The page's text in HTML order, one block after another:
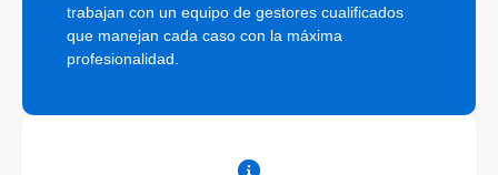
trabajan con un equipo de gestores cualificados
que manejan cada caso con la máxima
profesionalidad.